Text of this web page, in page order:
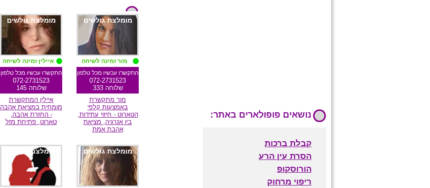
מומלצת גולשים
מור זמינה לשיחה
התקשרו עכשיו מכל טלפון
072-2731523
שלוחה 333
מור מתקשרת
באמצעות קלפי
הטארוט - חיזוי עתידות,
ביו אנרגיה, מציאת
אהבת אמת
מומלצת גולשים
איילין זמינה לשיחה
התקשרו עכשיו מכל טלפון
072-2731523
שלוחה 145
איילין המתקשרת
מומחית במציאת אהבה
- החזרת אהבה,
טארוט, פתיחת מזל
מומלצת גולשים מומלצת גולשים
נושאים פופולארים באתר:
קבלת ברכות
הסרת עין הרע
הורוסקופ
ריפוי מרחוק